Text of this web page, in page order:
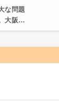
な問題
大阪・
べ歩